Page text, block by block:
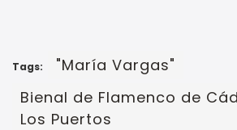
Tags:
"María Vargas"
Bienal de Flamenco de
Los Puertos